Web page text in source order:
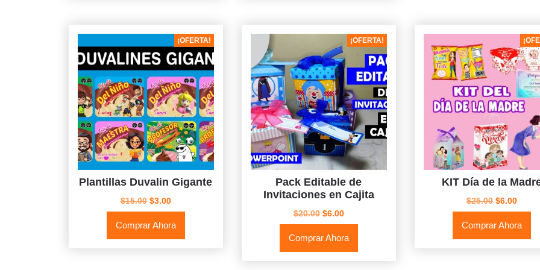
¡OFERTA!
Plantillas Duvalin Gigante
$15.00 El
precio
original
era:
$3.00El
precio
actual
es:
Comprar Ahora
¡OFERTA!
Pack Editable de
Invitaciones en Cajita
$20.00 El
precio
original
era:
$6.00El
precio
actual
es:
Comprar Ahora
KIT Día de la
$25.00 El
precio
original
era:
$6.00El
precio
actual
es:
Comprar Ahora